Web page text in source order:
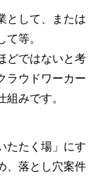
として、または
等。
どではないと考
ラウドワーカー
みです。
たたく場」にす
、落とし穴案件